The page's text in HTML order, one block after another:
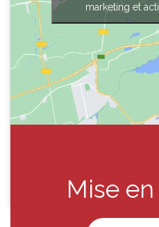
marketing et
Mise